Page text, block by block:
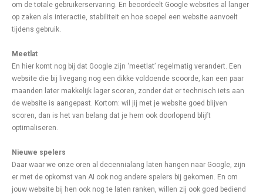
om de totale gebruikerservaring. En beoordeelt Google websites al langer
op zaken als interactie, stabiliteit en hoe soepel een website aanvoelt
tijdens gebruik.
Meetlat
En hier komt nog bij dat Google zijn ‘meetlat’ regelmatig verandert. Een
website die bij livegang nog een dikke voldoende scoorde, kan een paar
maanden later makkelijk lager scoren, zonder dat er technisch iets aan
de website is aangepast. Kortom: wil jij met je website goed blijven
scoren, dan is het van belang dat je hem ook doorlopend blijft
optimaliseren.
Nieuwe spelers
Daar waar we onze oren al decennialang laten hangen naar Google, zijn
er met de opkomst van AI ook nog andere spelers bij gekomen. En om
jouw website bij hen ook nog te laten ranken, willen zij ook goed bediend